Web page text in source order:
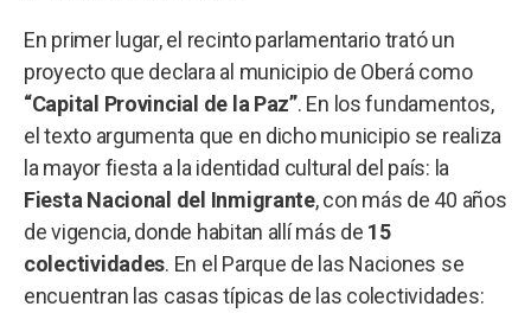
En primer lugar, el recinto parlamentario trató un
proyecto que declara al municipio de Oberá como
“Capital Provincial de la Paz”. En los fundamentos,
el texto argumenta que en dicho municipio se realiza
la mayor fiesta a la identidad cultural del país: la
Fiesta Nacional del Inmigrante, con más de 40 años
de vigencia, donde habitan allí más de 15
colectividades. En el Parque de las Naciones se
encuentran las casas típicas de las colectividades: